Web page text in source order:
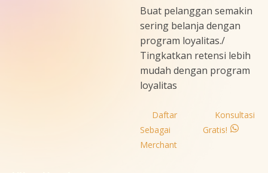
Buat pelanggan semakin
sering belanja dengan
program loyalitas./
Tingkatkan retensi lebih
mudah dengan program
loyalitas
Daftar
Sebagai
Merchant
Konsultasi
Gratis!